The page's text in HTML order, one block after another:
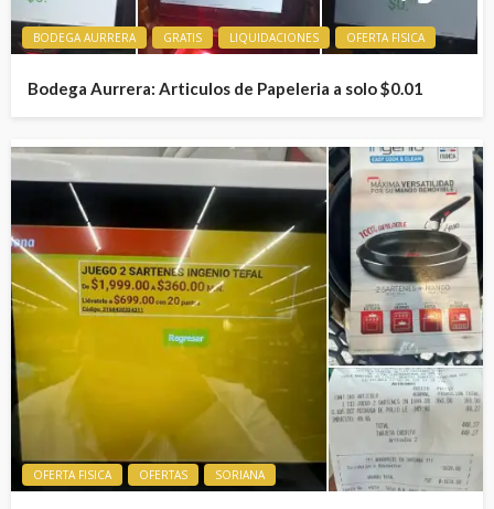
BODEGA AURRERA GRATIS LIQUIDACIONES OFERTA FISICA
Bodega Aurrera: Articulos de Papeleria a solo $0.01
OFERTA FISICA OFERTAS SORIANA